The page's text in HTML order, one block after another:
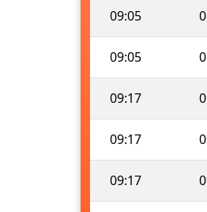
09:05
09:05
09:17
09:17
09:17